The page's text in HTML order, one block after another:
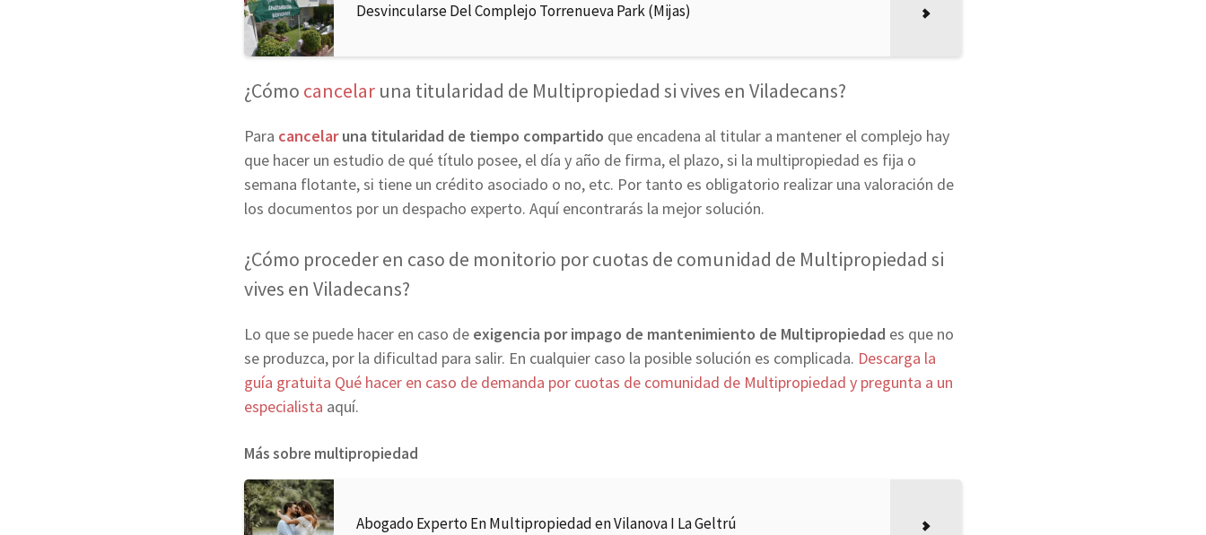
Desvincularse Del Complejo Torrenueva Park (Mijas)
¿Cómo cancelar una titularidad de Multipropiedad si vives en Viladecans?
Para cancelaruna titularidad de tiempo compartido que encadena al titular a mantener el complejo hay
que hacer un estudio de qué título posee, el día y año de firma, el plazo, si la multipropiedad es fija o
semana flotante, si tiene un crédito asociado o no, etc. Por tanto es obligatorio realizar una valoración de
los documentos por un despacho experto. Aquí encontrarás la mejor solución.
¿Cómo proceder en caso de monitorio por cuotas de comunidad de Multipropiedad si
vives en Viladecans?
Lo que se puede hacer en caso de exigencia por impago de mantenimiento de Multipropiedad es que no
se produzca, por la dificultad para salir. En cualquier caso la posible solución es complicada. Descarga la
guía gratuita Qué hacer en caso de demanda por cuotas de comunidad de Multipropiedad y pregunta a un
especialista aquí.
Más sobre multipropiedad
Abogado Experto En Multipropiedad en Vilanova I La Geltrú